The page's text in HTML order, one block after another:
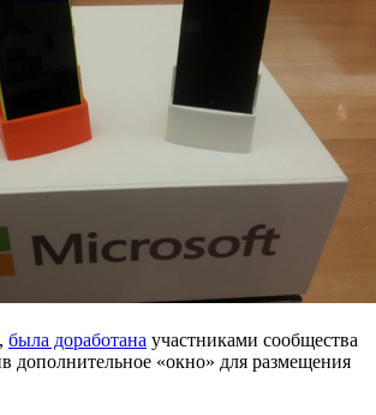
была доработана участниками сообщества
дополнительное «окно» для размещения